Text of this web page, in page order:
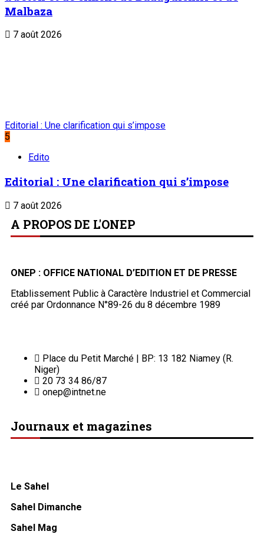
Malbaza
7 août 2026
Editorial : Une clarification qui s’impose
5
Edito
Editorial : Une clarification qui s’impose
7 août 2026
A PROPOS DE L'ONEP
ONEP : OFFICE NATIONAL D’EDITION ET DE PRESSE
Etablissement Public à Caractère Industriel et Commercial
créé par Ordonnance N°89-26 du 8 décembre 1989
Place du Petit Marché | BP: 13 182 Niamey (R.
Niger)
20 73 34 86/87
onep@intnet.ne
Journaux et magazines
Le Sahel
Sahel Dimanche
Sahel Mag